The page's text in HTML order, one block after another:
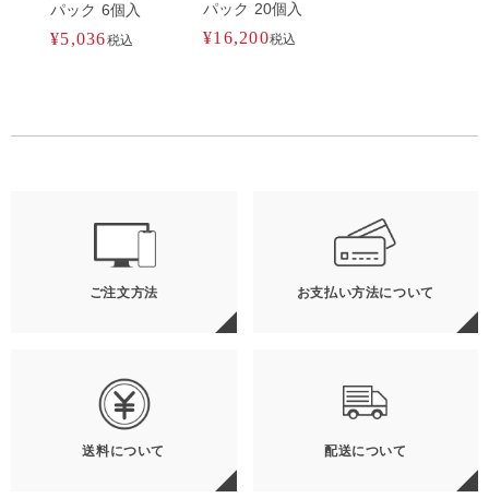
パック 6個入
¥5,036税込
パック 20個入
¥16,200税込
ご注文方法 お支払い方法について
送料について 配送について